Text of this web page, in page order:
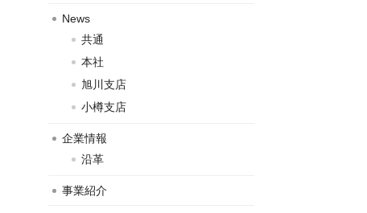
News
共通
本社
旭川支店
小樽支店
企業情報
沿革
事業紹介